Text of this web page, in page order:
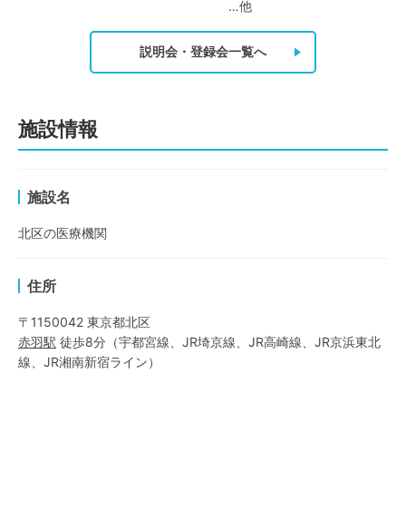
…他
説明会・登録会一覧へ
施設情報
施設名
北区の医療機関
住所
〒1150042 東京都北区
赤羽駅 徒歩8分 （宇都宮線 JR埼京線 JR高崎線
JR京浜東北
線
JR湘南新宿ライン）